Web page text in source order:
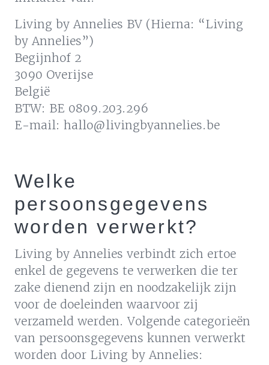
Living by Annelies BV (Hierna: “Living
by Annelies”)
Begijnhof 2
3090 Overijse
België
BTW: BE 0809.203.296
E-mail: hallo@livingbyannelies.be
Welke
persoonsgegevens
worden verwerkt?
Living by Annelies verbindt zich ertoe
enkel de gegevens te verwerken die ter
zake dienend zijn en noodzakelijk zijn
voor de doeleinden waarvoor zij
verzameld werden. Volgende categorieën
van persoonsgegevens kunnen verwerkt
worden door Living by Annelies: